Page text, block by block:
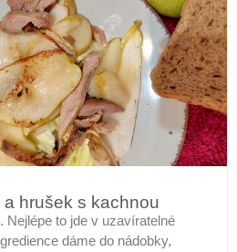
hrušek s kachnou
Nejlépe to jde v uzavíratelné
dáme do nádobky,